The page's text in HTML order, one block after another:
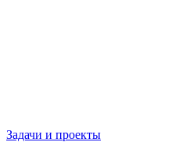
Задачи и проекты